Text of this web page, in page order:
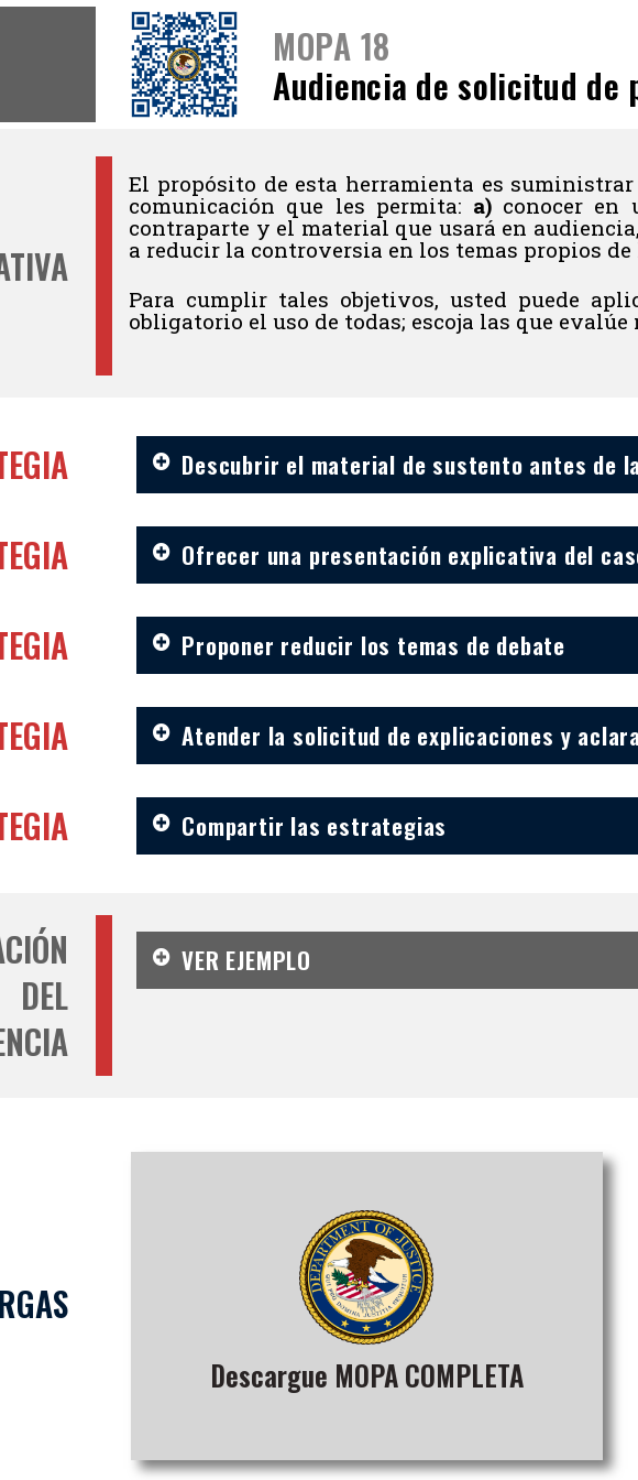
MOPA 18
Audiencia de solicitud de
El propósito de esta herramienta es
comunicación que les permita: a) conocer en
contraparte y el material que usará en
a reducir la controversia en los temas propios
Para cumplir tales objetivos, usted puede
obligatorio el uso de todas; escoja las que
Descubrir el material de sustento antes de
Ofrecer una presentación explicativa del
Proponer reducir los temas de debate
Atender la solicitud de explicaciones y
Compartir las estrategias
DEL
VER EJEMPLO
Descargue MOPA COMPLETA